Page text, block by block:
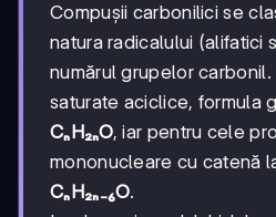
Compușii carbonilici se
natura radicalului (alifatici
numărul grupelor
saturate aciclice, formula
CₙH₂ₙO, iar pentru cele
mononucleare cu catenă
CₙH₂ₙ₋₆O.